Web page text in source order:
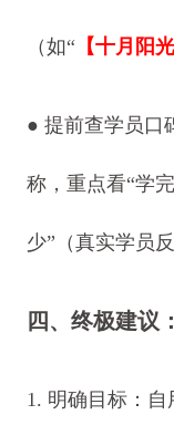
（如“【十月阳光
● 提前查学员口
称，重点看“学
少”（真实学员
四、终极建议
1. 明确目标：